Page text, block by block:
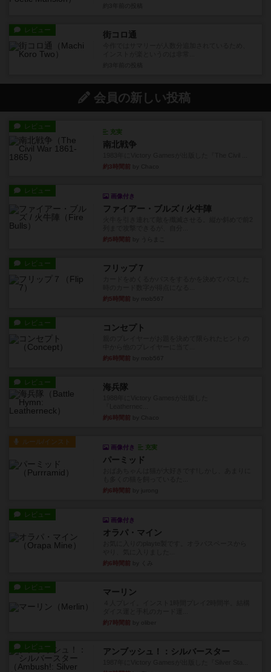
レビュー 街コロ通
会員の新しい投稿
レビュー
充実
南北戦争
約3時間前
レビュー
画像付き
ファイアー・ブルズ / 火牛陣
約5時間前
レビュー フリップ７
約5時間前
レビュー コンセプト
約6時間前
レビュー 海兵隊
約6時間前
ルール/インスト
画像付き 充実
パーミッド
約6時間前
レビュー
画像付き
オラパ・マイン
約6時間前
レビュー マーリン
約7時間前
レビュー アンブッシュ！：シルバースター